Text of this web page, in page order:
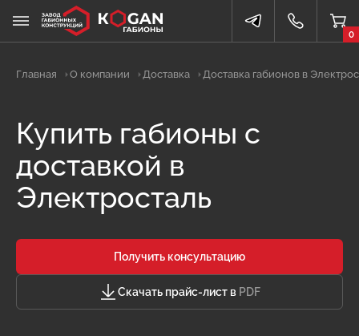
0
Главная О компании Доставка Доставка габионов в
Купить габионы с
доставкой в
Электросталь
Получить консультацию
Скачать прайс-лист в PDF